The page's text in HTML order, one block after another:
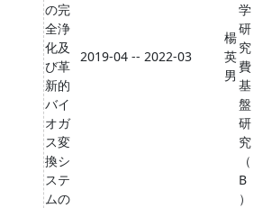
の完
全浄
化及
び革
新的
バイ
オガ
ス変
換シ
ステ
ムの
2019-04 -- 2022-03
楊
英
男
学
研
究
費
基
盤
研
究
（
B
）